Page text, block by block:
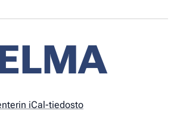
iCal-tiedosto